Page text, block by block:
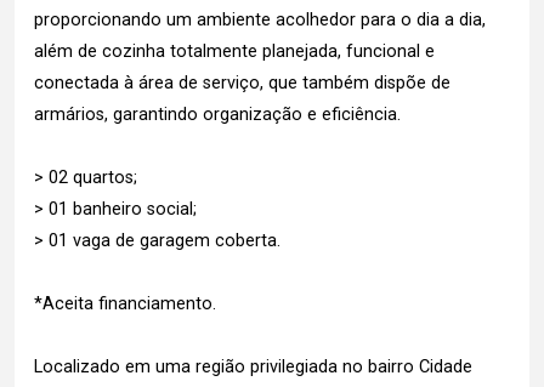
proporcionando um ambiente acolhedor para o dia a dia,
além de cozinha totalmente planejada, funcional e
conectada à área de serviço, que também dispõe de
armários, garantindo organização e eficiência.
> 02 quartos;
> 01 banheiro social;
> 01 vaga de garagem coberta.
*Aceita financiamento.
Localizado em uma região privilegiada no bairro Cidade